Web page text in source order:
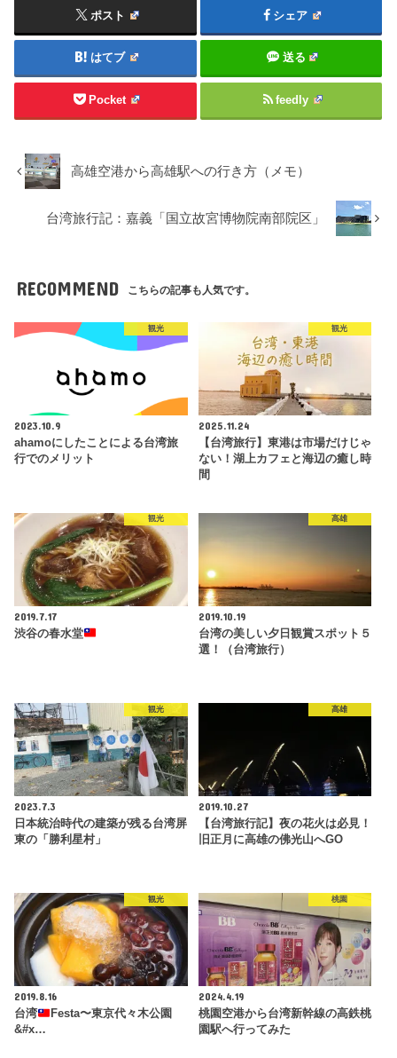
ポスト シェア
はてブ 送る
Pocket feedly
高雄空港から高雄駅への行き方（メモ）
台湾旅行記：嘉義「国立故宮博物院南部院区」
RECOMMEND こちらの記事も人気です。
観光
2023.10.9
ahamoにしたことによる台湾旅
行でのメリット
観光
2025.11.24
【台湾旅行】東港は市場だけじゃ
ない！湖上カフェと海辺の癒し時
間
観光
2019.7.17
渋谷の春水堂
高雄
2019.10.19
台湾の美しい夕日観賞スポット５
選！（台湾旅行）
観光
2023.7.3
日本統治時代の建築が残る台湾屏
東の「勝利星村」
高雄
2019.10.27
【台湾旅行記】夜の花火は必見！
旧正月に高雄の佛光山へGO
観光
2019.8.16
台湾
Festa〜東京代々木公園
&#x…
桃園
2024.4.19
桃園空港から台湾新幹線の高鉄桃
園駅へ行ってみた